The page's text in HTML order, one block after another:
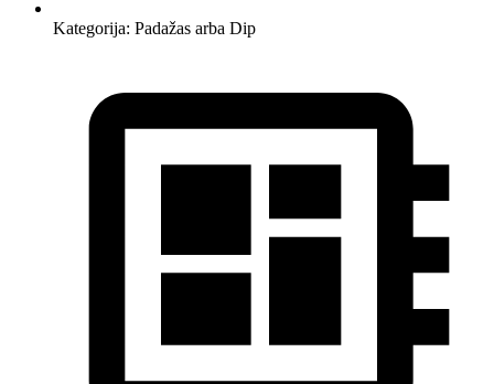
Kategorija: Padažas arba Dip